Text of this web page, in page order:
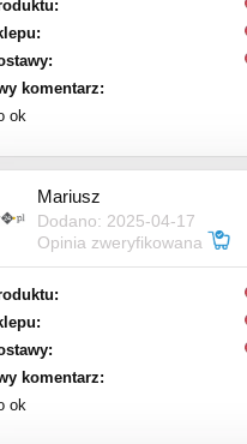
komentarz:
ok
Mariusz
Dodano: 2025-04-17
Opinia zweryfikowana
komentarz:
ok